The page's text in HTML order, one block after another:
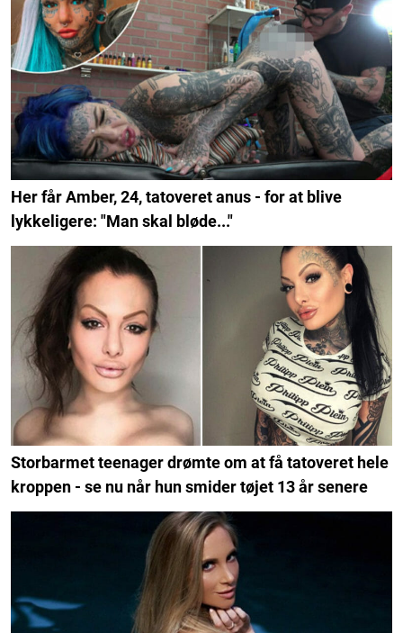
Her får Amber, 24, tatoveret anus - for at blive
lykkeligere: "Man skal bløde..."
Storbarmet teenager drømte om at få tatoveret hele
kroppen - se nu når hun smider tøjet 13 år senere